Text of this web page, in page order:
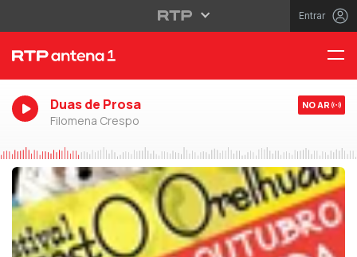
Entrar
Duas de Prosa
Filomena Crespo
NO AR